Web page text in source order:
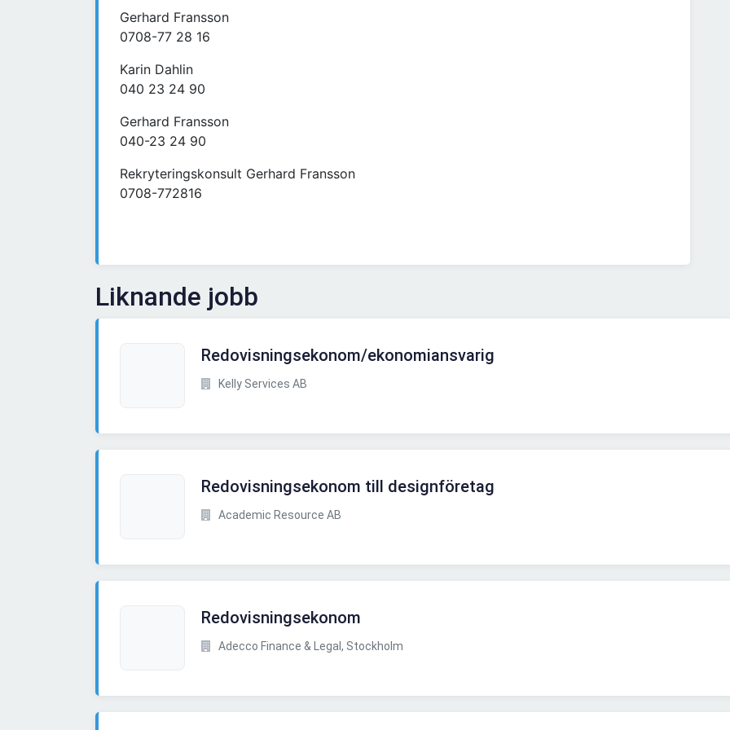
Gerhard Fransson
0708-77 28 16
Karin Dahlin
040 23 24 90
Gerhard Fransson
040-23 24 90
Rekryteringskonsult Gerhard Fransson
0708-772816
Liknande jobb
Redovisningsekonom/ekonomiansvarig
Kelly Services AB
Redovisningsekonom till designföretag
Academic Resource AB
Redovisningsekonom
Adecco Finance & Legal, Stockholm